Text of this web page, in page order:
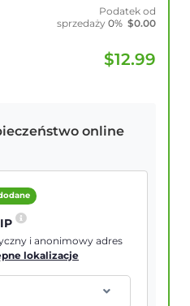
Podatek od
sprzedaży 0% $0.00
$12.99
online
i anonimowy adres
lokalizacje